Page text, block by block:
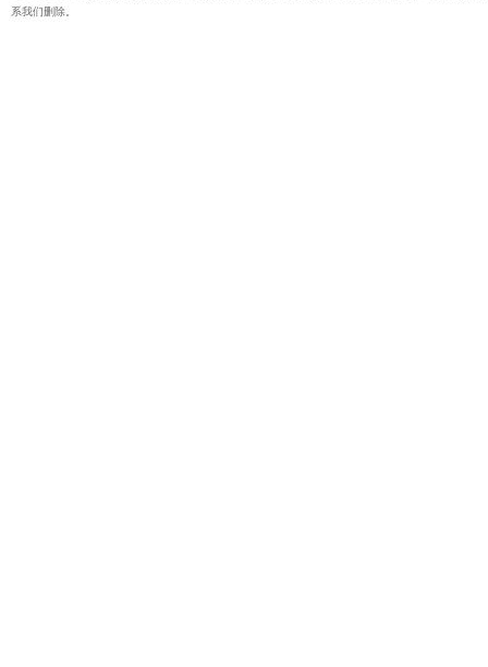
系我们删除。